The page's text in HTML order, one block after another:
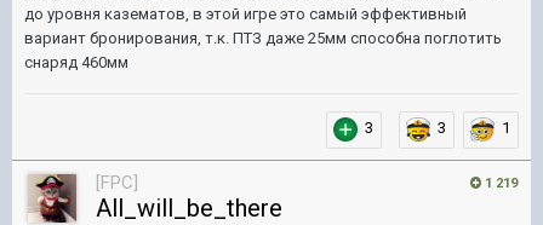
до уровня казематов, в этой игре это самый эффективный
вариант бронирования, т.к. ПТЗ даже 25мм способна поглотить
снаряд 460мм
3 3 1
1 219
[FPC]
All_will_be_there